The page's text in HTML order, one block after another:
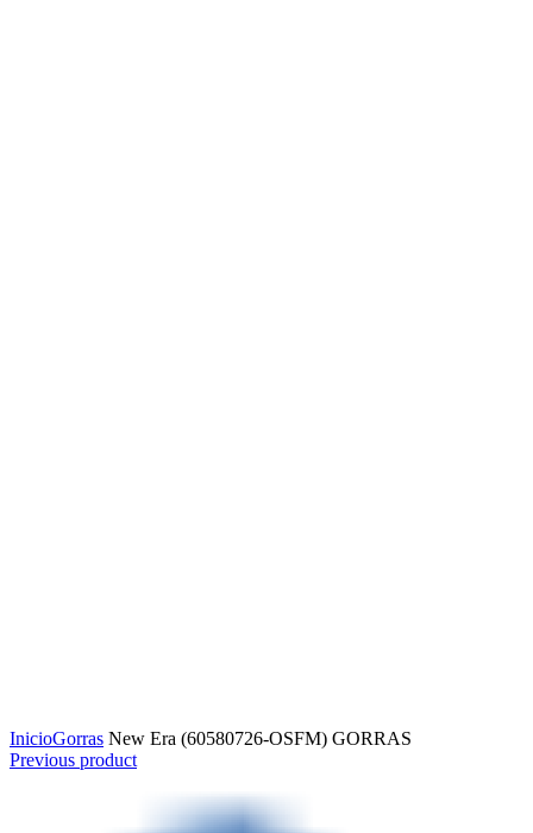
InicioGorras New Era (60580726-OSFM) GORRAS
Previous product